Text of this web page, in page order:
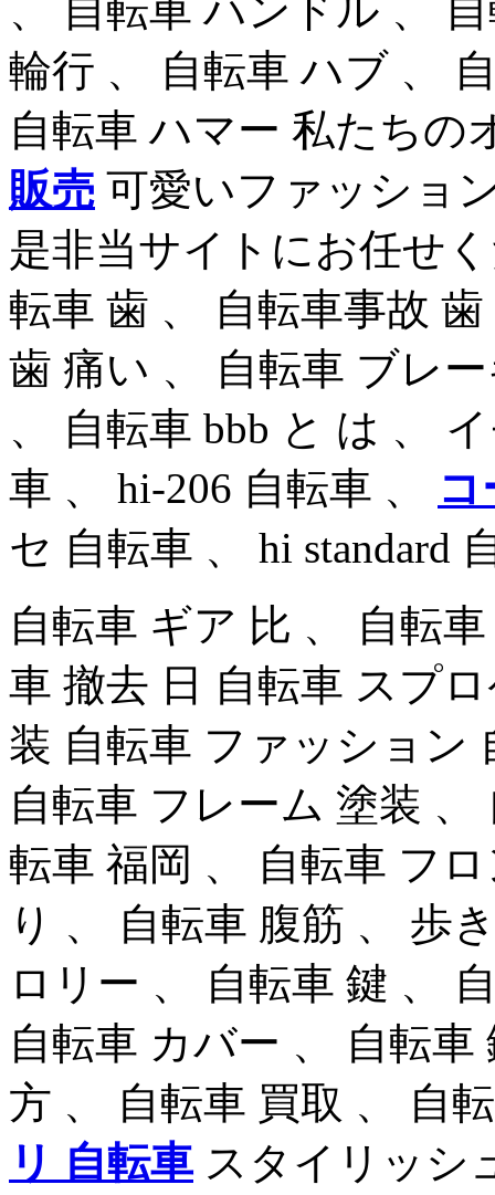
、 自転車 ハンドル 、
輪行 、 自転車 ハブ 、
自転車 ハマー 私たち
販売 可愛いファッショ
是非当サイトにお任せ
転車 歯 、 自転車事故
歯 痛い 、 自転車 ブレ
、 自転車 bbb と は 、
車 、 hi-206 自転車 、
セ 自転車 、 hi standard
自転車 ギア 比 、 自転
車 撤去 日 自転車 スプ
装 自転車 ファッション
自転車 フレーム 塗装
転車 福岡 、 自転車 フ
り 、 自転車 腹筋 、 歩
ロリー 、 自転車 鍵 、
自転車 カバー 、 自転
方 、 自転車 買取 、 自
リ 自転車 スタイリッシ